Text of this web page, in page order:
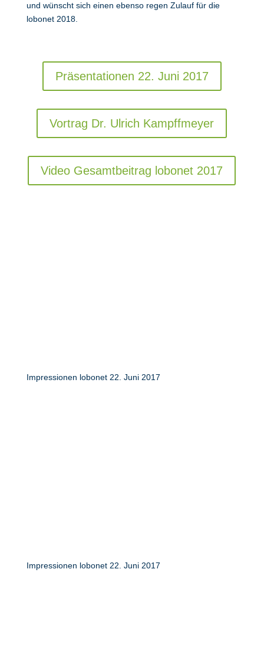
und wünscht sich einen ebenso regen Zulauf für die
lobonet 2018.
Präsentationen 22. Juni 2017
Vortrag Dr. Ulrich Kampffmeyer
Video Gesamtbeitrag lobonet 2017
Impressionen lobonet 22. Juni 2017
Impressionen lobonet 22. Juni 2017